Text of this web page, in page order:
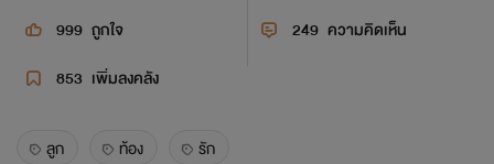
999 ถูกใจ 249 ความคิดเห็น
853 เพิ่มลงคลัง
ลูก ท้อง รัก